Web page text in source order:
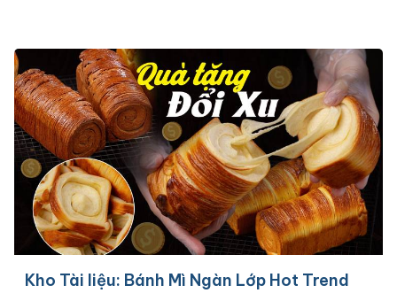
Kho Tài liệu: Bánh Mì Ngàn Lớp Hot Trend